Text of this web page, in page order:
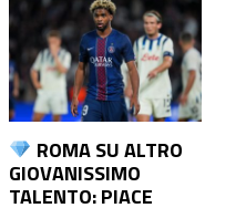
ROMA SU ALTRO
GIOVANISSIMO
TALENTO: PIACE